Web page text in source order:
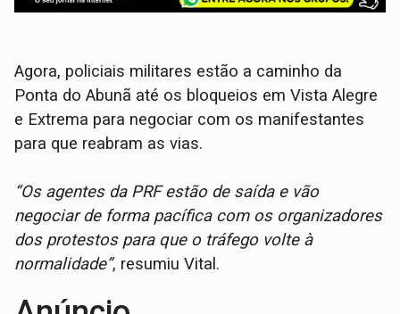
Agora, policiais militares estão a caminho da
Ponta do Abunã até os bloqueios em Vista Alegre
e Extrema para negociar com os manifestantes
para que reabram as vias.
“Os agentes da PRF estão de saída e vão
negociar de forma pacífica com os organizadores
dos protestos para que o tráfego volte à
normalidade”, resumiu Vital.